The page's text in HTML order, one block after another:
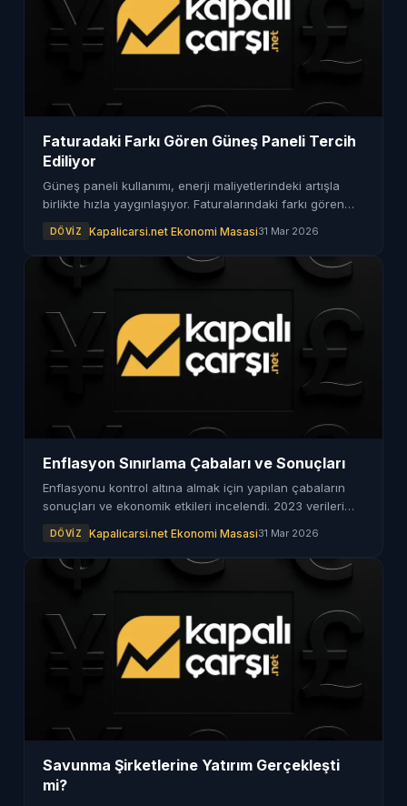
Faturadaki Farkı Gören Güneş Paneli Tercih
Ediliyor
Güneş paneli kullanımı, enerji maliyetlerindeki artışla
birlikte hızla yaygınlaşıyor. Faturalarındaki farkı gören
DÖVIZ Kapalicarsi.net Ekonomi Masasi31 Mar 2026
Enflasyon Sınırlama Çabaları ve Sonuçları
Enflasyonu kontrol altına almak için yapılan çabaların
sonuçları ve ekonomik etkileri incelendi. 2023 verileri
DÖVIZ Kapalicarsi.net Ekonomi Masasi31 Mar 2026
Savunma Şirketlerine Yatırım Gerçekleşti
mi?